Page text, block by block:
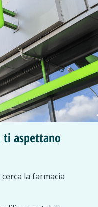
ti aspettano
la farmacia